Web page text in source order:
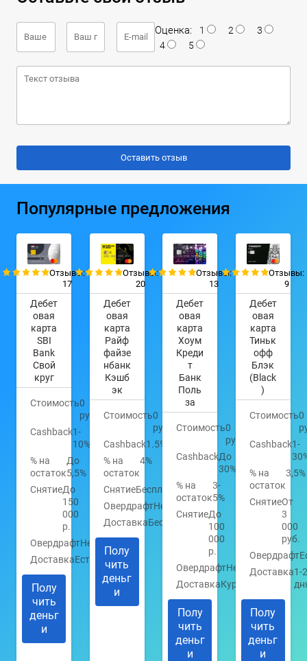
Оценка: 1 2
3
4
5
Популярные предложения
Отзывы:
17
Дебет
овая
карта
SBI
Bank
Свой
круг
Стоимость0
руб.
Cashback1-
10%
% на
остаток
До
5,5%
СнятиеДо
150
000
р.
ОвердрафтНет
ДоставкаЕсть
Полу
чить
деньг
и
Отзывы:
20
Дебет
овая
карта
Райф
файзе
нбанк
Кэшб
эк
Стоимость0
руб.
Cashback1.5%
% на
остаток
4%
СнятиеБесплатно
ОвердрафтНет
ДоставкаБесплатно
Полу
чить
деньг
и
Отзывы:
13
Дебет
овая
карта
Хоум
Креди
т
Банк
Поль
за
Стоимость0
руб.
CashbackДо
30%
% на
остаток
3-
5%
СнятиеДо
100
000
р.
ОвердрафтНет
ДоставкаКурьером
Полу
чить
деньг
и
Отзывы:
9
Дебет
овая
карта
Тиньк
офф
Блэк
(Black
)
Стоимость0
Cashback1-
% на
остаток
3,5%
СнятиеОт
3
000
руб.
Овердрафт
Доставка1-2
Полу
чить
деньг
и